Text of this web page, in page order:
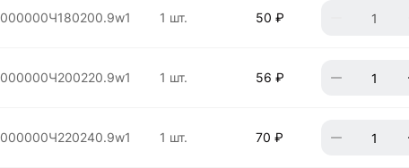
000000Ч180200.9w1 1 шт. 50 ₽
000000Ч200220.9w1 1 шт. 56 ₽
000000Ч220240.9w1 1 шт. 70 ₽